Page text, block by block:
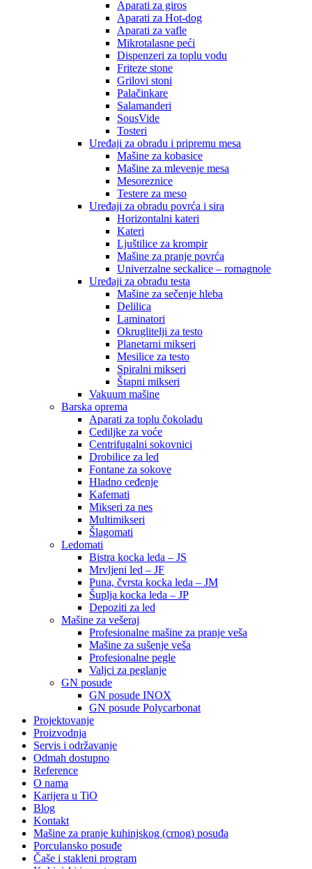
Aparati za giros
Aparati za Hot-dog
Aparati za vafle
Mikrotalasne peći
Dispenzeri za toplu vodu
Friteze stone
Grilovi stoni
Palačinkare
Salamanderi
SousVide
Tosteri
Uređaji za obradu i pripremu mesa
Mašine za kobasice
Mašine za mlevenje mesa
Mesoreznice
Testere za meso
Uređaji za obradu povrća i sira
Horizontalni kateri
Kateri
Ljuštilice za krompir
Mašine za pranje povrća
Univerzalne seckalice – romagnole
Uređaji za obradu testa
Mašine za sečenje hleba
Delilica
Laminatori
Okruglitelji za testo
Planetarni mikseri
Mesilice za testo
Spiralni mikseri
Štapni mikseri
Vakuum mašine
Barska oprema
Aparati za toplu čokoladu
Cediljke za voće
Centrifugalni sokovnici
Drobilice za led
Fontane za sokove
Hladno ceđenje
Kafemati
Mikseri za nes
Multimikseri
Šlagomati
Ledomati
Bistra kocka leda – JS
Mrvljeni led – JF
Puna, čvrsta kocka leda – JM
Šuplja kocka leda – JP
Depoziti za led
Mašine za vešeraj
Profesionalne mašine za pranje veša
Mašine za sušenje veša
Profesionalne pegle
Valjci za peglanje
GN posude
GN posude INOX
GN posude Polycarbonat
Projektovanje
Proizvodnja
Servis i održavanje
Odmah dostupno
Reference
O nama
Karijera u TiO
Blog
Kontakt
Mašine za pranje kuhinjskog (crnog) posuđa
Porculansko posuđe
Čaše i stakleni program